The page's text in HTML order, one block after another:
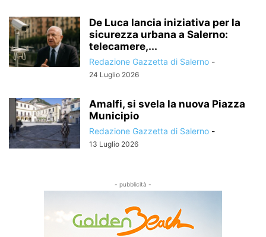
De Luca lancia iniziativa per la
sicurezza urbana a Salerno:
telecamere,...
Redazione Gazzetta di Salerno -
24 Luglio 2026
Amalfi, si svela la nuova Piazza
Municipio
Redazione Gazzetta di Salerno -
13 Luglio 2026
- pubblicità -